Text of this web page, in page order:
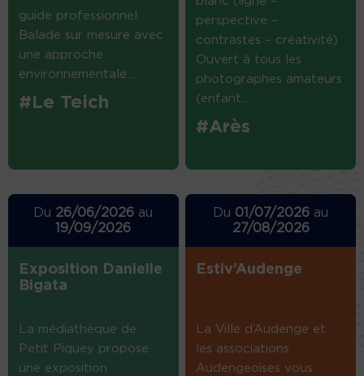
guide professionnel.
Balade sur mesure avec
une approche
environnementale....
#Le Teich
perspective –
contrastes – créativité)
Ouvert à tous les
photographes amateurs
(enfant...
#Arès
Du 26/06/2026 au
19/09/2026
Exposition Danielle
Bigata
La médiathèque de
Petit Piquey propose
une exposition
Du 01/07/2026 au
27/08/2026
Estiv’Audenge
La Ville d’Audenge et
les associations
Audengeoises vous